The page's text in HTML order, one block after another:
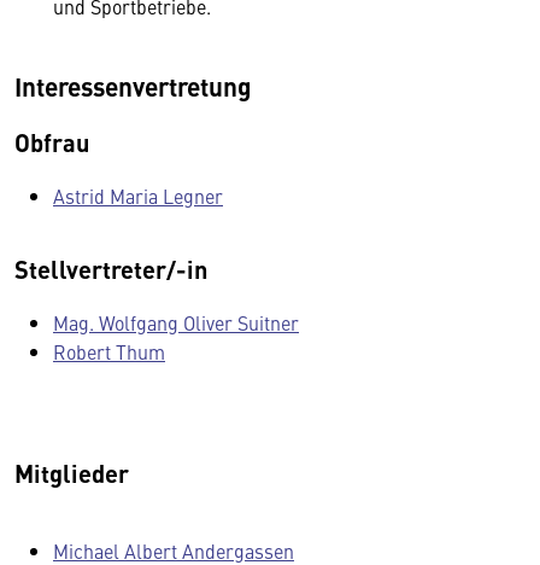
und Sportbetriebe.
Interessenvertretung
Obfrau
Astrid Maria Legner
Stellvertreter/-in
Mag. Wolfgang Oliver Suitner
Robert Thum
Mitglieder
Michael Albert Andergassen